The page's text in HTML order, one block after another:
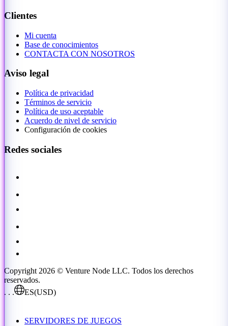
Clientes
Mi cuenta
Base de conocimientos
CONTACTA CON NOSOTROS
Aviso legal
Política de privacidad
Términos de servicio
Política de uso aceptable
Acuerdo de nivel de servicio
Configuración de cookies
Redes sociales
Copyright 2026 © Venture Node LLC. Todos los derechos
reservados.
. . .
ES(USD)
SERVIDORES DE JUEGOS